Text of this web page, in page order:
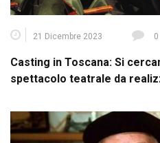
21 Dicembre 2023 0
Casting in Toscana: Si
spettacolo teatrale da